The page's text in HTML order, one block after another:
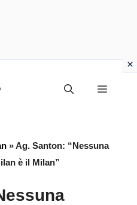
Menu
»Ag. Santon: “Nessuna
è il Milan”